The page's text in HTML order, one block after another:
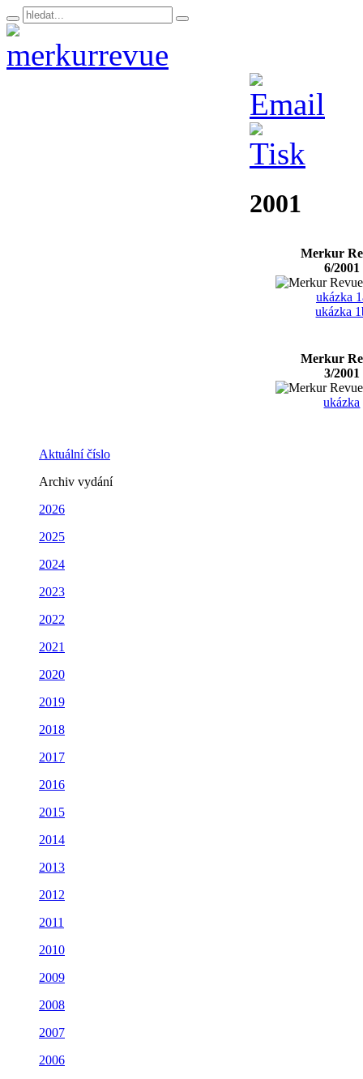
2001
Merkur
6/2001
ukázka
ukázka
Merkur
3/2001
ukázka
Aktuální číslo
Archiv vydání
2026
2025
2024
2023
2022
2021
2020
2019
2018
2017
2016
2015
2014
2013
2012
2011
2010
2009
2008
2007
2006